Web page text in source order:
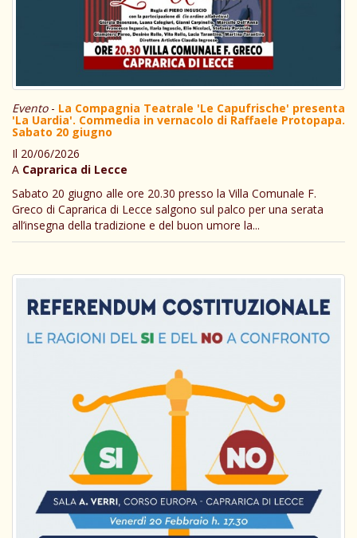
Evento- La Compagnia Teatrale 'Le Capufrische' presenta
'La Uardia'. Commedia in vernacolo di Raffaele Protopapa.
Sabato 20 giugno
Il 20/06/2026
A Caprarica di Lecce
Sabato 20 giugno alle ore 20.30 presso la Villa Comunale F.
Greco di Caprarica di Lecce salgono sul palco per una serata
all’insegna della tradizione e del buon umore la...